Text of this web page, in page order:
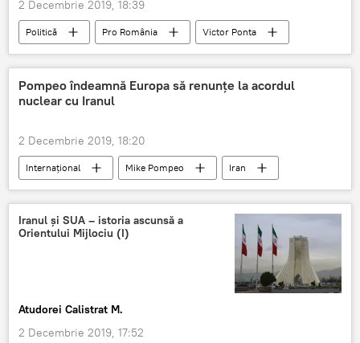
2 Decembrie 2019, 18:39
Politică Pro România
Victor Ponta
PSD
Pompeo îndeamnă Europa să renunțe la acordul
nuclear cu Iranul
2 Decembrie 2019, 18:20
Internaţional Mike Pompeo
Iran
SUA
Iranul și SUA – istoria ascunsă a
Orientului Mijlociu (I)
Atudorei Calistrat M.
2 Decembrie 2019, 17:52